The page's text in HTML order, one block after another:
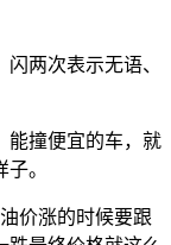
两次表示无语、
能撞便宜的车，就
。
价涨的时候要跟